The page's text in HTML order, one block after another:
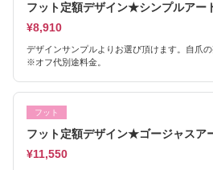
フット定額デザイン★シンプルア
¥8,910
デザインサンプルよりお選び頂けます。自爪
※オフ代別途料金。
フット
フット定額デザイン★ゴージャス
¥11,550